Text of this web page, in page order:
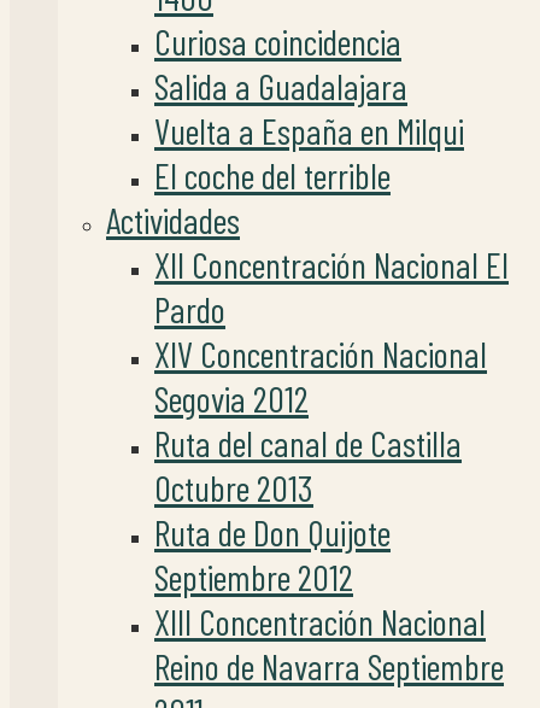
Curiosa coincidencia
Salida a Guadalajara
Vuelta a España en Milqui
El coche del terrible
Actividades
XII Concentración Nacional El
Pardo
XIV Concentración Nacional
Segovia 2012
Ruta del canal de Castilla
Octubre 2013
Ruta de Don Quijote
Septiembre 2012
XIII Concentración Nacional
Reino de Navarra Septiembre